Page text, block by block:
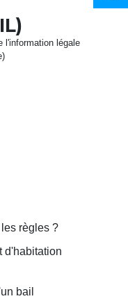
l'information légale
règles ?
d'habitation
bail